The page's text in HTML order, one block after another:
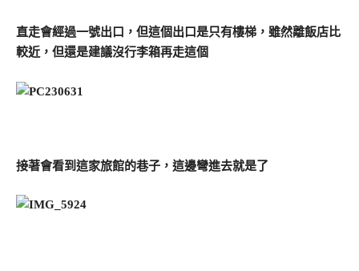
直走會經過一號出口，但這個出口是只有樓梯，雖然離飯店比
較近，但還是建議沒行李箱再走這個
接著會看到這家旅館的巷子，這邊彎進去就是了